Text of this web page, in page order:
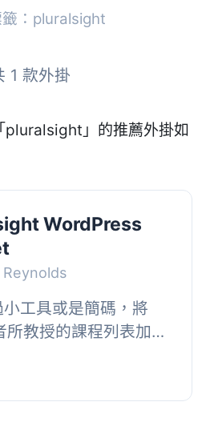
籤：pluralsight
1 款外掛
pluralsight」的推薦外掛如
WordPress
工具或是簡碼，將
教授的課程列表加入
以輕鬆地決定要顯示
字、發佈日期）、